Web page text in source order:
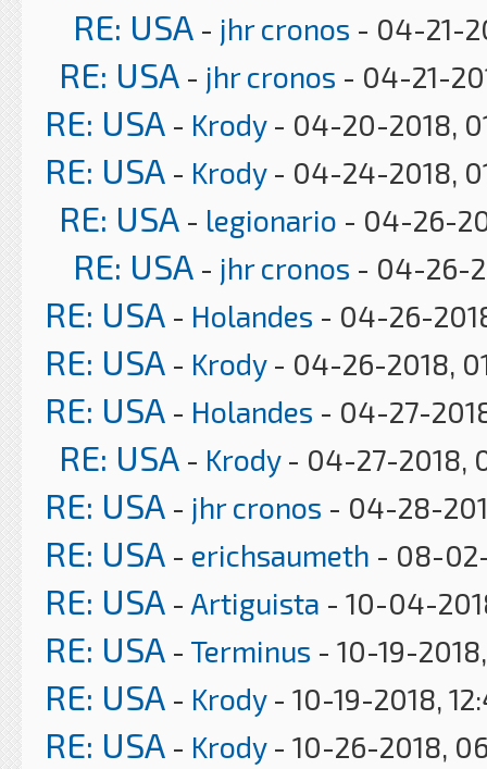
RE: USA - jhr cronos - 04-21-
RE: USA - jhr cronos - 04-21-
RE: USA - Krody- 04-20-2018,
RE: USA - Krody- 04-24-2018,
RE: USA - legionario - 04-26-
RE: USA - jhr cronos - 04-26-
RE: USA - Holandes - 04-26-
RE: USA - Krody- 04-26-2018,
RE: USA - Holandes - 04-27-
RE: USA - Krody- 04-27-2018,
RE: USA - jhr cronos - 04-28-
RE: USA - erichsaumeth - 08-
RE: USA - Artiguista - 10-04-
RE: USA - Terminus - 10-19-
RE: USA - Krody- 10-19-2018,
RE: USA - Krody- 10-26-2018,